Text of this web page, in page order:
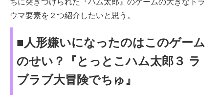
ちに突きつけられた『ハム太郎』のゲームの大きなトラ
ウマ要素を２つ紹介したいと思う。
■人形嫌いになったのはこのゲーム
のせい？『とっとこハム太郎３ ラ
ブラブ大冒険でちゅ』